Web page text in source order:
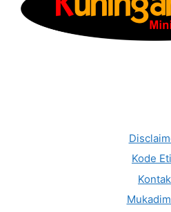
Kode
Kontak